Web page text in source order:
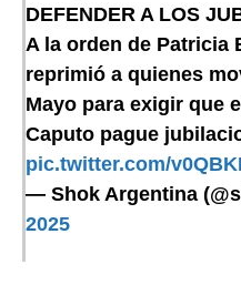
DEFENDER A LOS
A la orden de Patricia
reprimió a quienes
Mayo para exigir que
Caputo pague
pic.twitter.com/
— Shok Argentina
2025